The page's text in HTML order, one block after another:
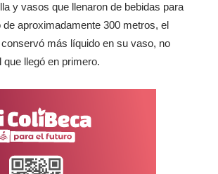
y vasos que llenaron de bebidas para
de aproximadamente 300 metros, el
más líquido en su vaso, no
llegó en primero.